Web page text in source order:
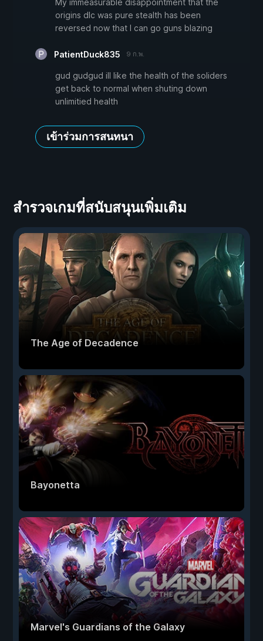
My immeasurable disappointment that the
origins dlc was pure stealth has been
reversed now that I can go guns blazing
PatientDuck835 9 ก.พ.
gud gudgud ill like the health of the soliders
get back to normal when shuting down
unlimitied health
เข้าร่วมการสนทนา
สำรวจเกมที่สนับสนุนเพิ่มเติม
The Age of Decadence
Bayonetta
Marvel's Guardians of the Galaxy